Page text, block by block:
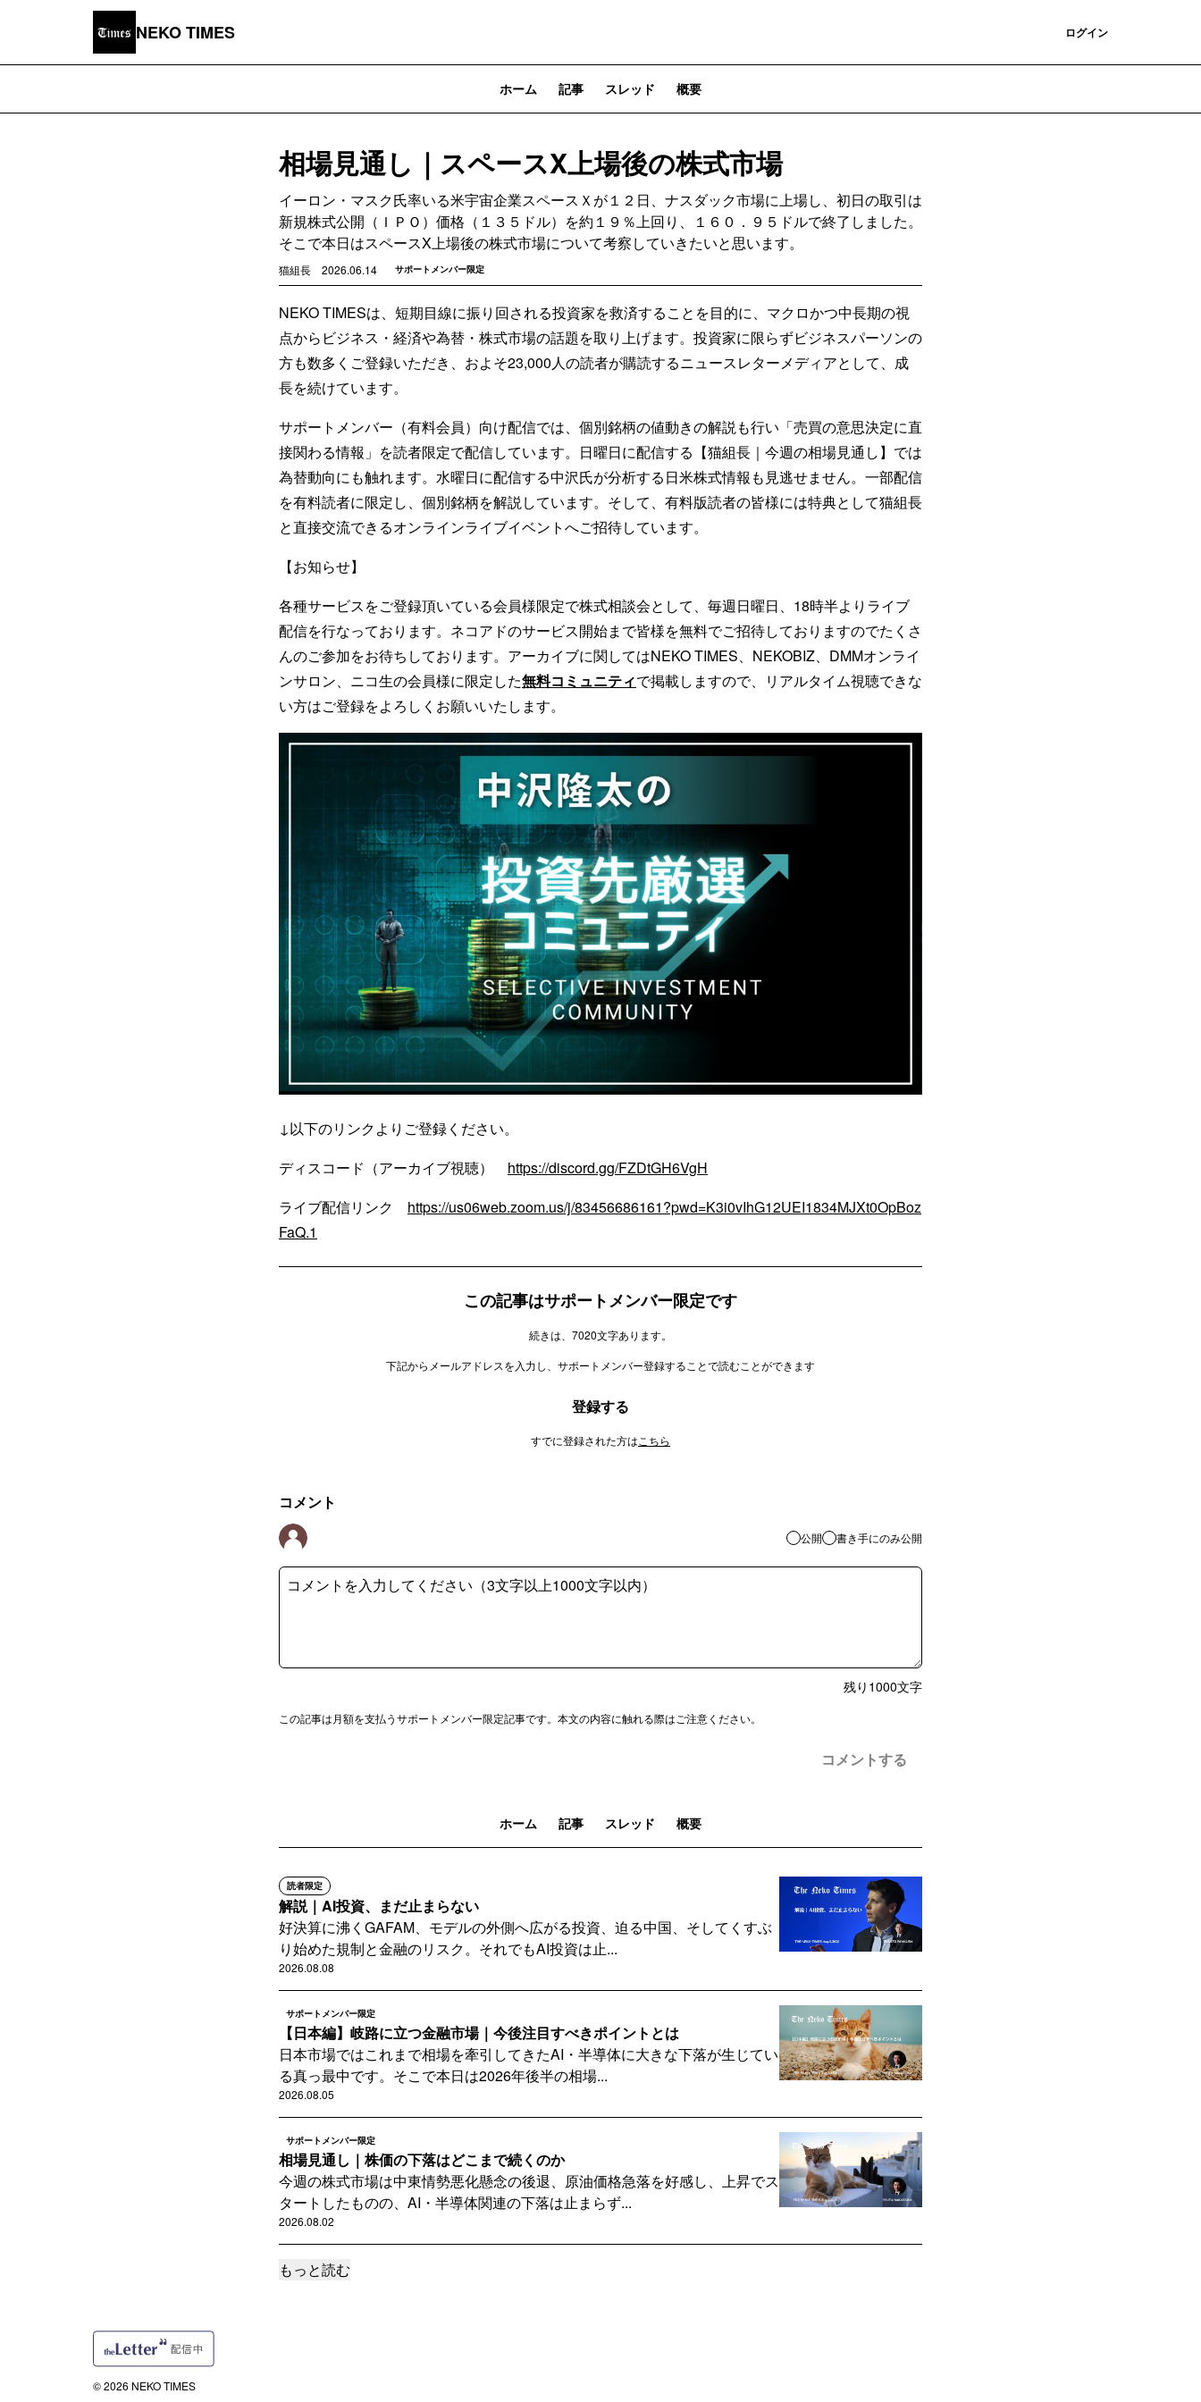
NEKO TIMES ログイン
ホーム 記事 スレッド 概要
相場見通し｜スペースX上場後の株式市場
イーロン・マスク氏率いる米宇宙企業スペースＸが１２日、ナスダック市場に上場し、初日の取引は
新規株式公開（ＩＰＯ）価格（１３５ドル）を約１９％上回り、１６０．９５ドルで終了しました。
そこで本日はスペースX上場後の株式市場について考察していきたいと思います。
猫組長 2026.06.14 サポートメンバー限定
NEKO TIMESは、短期目線に振り回される投資家を救済することを目的に、マクロかつ中長期の視
点からビジネス・経済や為替・株式市場の話題を取り上げます。投資家に限らずビジネスパーソンの
方も数多くご登録いただき、およそ23,000人の読者が購読するニュースレターメディアとして、成
長を続けています。
サポートメンバー（有料会員）向け配信では、個別銘柄の値動きの解説も行い「売買の意思決定に直
接関わる情報」を読者限定で配信しています。日曜日に配信する【猫組長｜今週の相場見通し】では
為替動向にも触れます。水曜日に配信する中沢氏が分析する日米株式情報も見逃せません。一部配信
を有料読者に限定し、個別銘柄を解説しています。そして、有料版読者の皆様には特典として猫組長
と直接交流できるオンラインライブイベントへご招待しています。
【お知らせ】
各種サービスをご登録頂いている会員様限定で株式相談会として、毎週日曜日、18時半よりライブ
配信を行なっております。ネコアドのサービス開始まで皆様を無料でご招待しておりますのでたくさ
んのご参加をお待ちしております。アーカイブに関してはNEKO TIMES、NEKOBIZ、DMMオンライ
ンサロン、ニコ生の会員様に限定した無料コミュニティで掲載しますので、リアルタイム視聴できな
い方はご登録をよろしくお願いいたします。
↓以下のリンクよりご登録ください。
ディスコード（アーカイブ視聴） https://discord.gg/FZDtGH6VgH
ライブ配信リンク https://us06web.zoom.us/j/83456686161?pwd=K3i0vIhG12UEI1834MJXt0OpBoz
FaQ.1
この記事はサポートメンバー限定です
続きは、7020文字あります。
下記からメールアドレスを入力し、サポートメンバー登録することで読むことができます
登録する
すでに登録された方は こちら
コメント
公開 書き手にのみ公開
残り 1000文字
この記事は月額を支払うサポートメンバー限定記事です。本文の内容に触れる際はご注意ください。
コメントする
ホーム 記事 スレッド 概要
読者限定
解説｜AI投資、まだ止まらない
好決算に沸くGAFAM、モデルの外側へ広がる投資、迫る中国、そしてくすぶ
り始めた規制と金融のリスク。それでもAI投資は止...
2026.08.08
サポートメンバー限定
【日本編】岐路に立つ金融市場｜今後注目すべきポイントとは
日本市場ではこれまで相場を牽引してきたAI・半導体に大きな下落が生じてい
る真っ最中です。そこで本日は2026年後半の相場...
2026.08.05
サポートメンバー限定
相場見通し｜株価の下落はどこまで続くのか
今週の株式市場は中東情勢悪化懸念の後退、原油価格急落を好感し、上昇でス
タートしたものの、AI・半導体関連の下落は止まらず...
2026.08.02
読者限定
もっと読む
© 2026 NEKO TIMES